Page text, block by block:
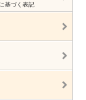
基づく表記